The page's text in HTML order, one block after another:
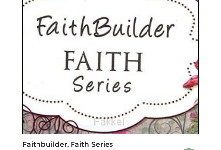
Faithbuilder, Faith Series